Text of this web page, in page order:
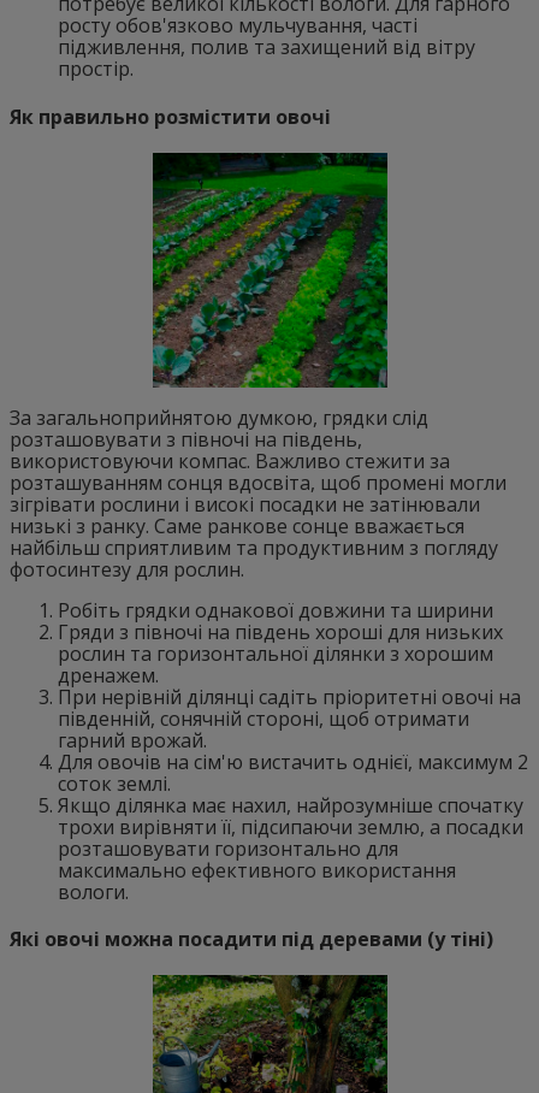
росту обов'язково мульчування, часті
підживлення, полив та захищений від вітру
простір.
Як правильно розмістити овочі
За загальноприйнятою думкою, грядки слід
розташовувати з півночі на південь,
використовуючи компас. Важливо стежити за
розташуванням сонця вдосвіта, щоб промені могли
зігрівати рослини і високі посадки не затінювали
низькі з ранку. Саме ранкове сонце вважається
найбільш сприятливим та продуктивним з погляду
фотосинтезу для рослин.
Робіть грядки однакової довжини та ширини
Гряди з півночі на південь хороші для низьких
рослин та горизонтальної ділянки з хорошим
дренажем.
При нерівній ділянці садіть пріоритетні овочі на
південній, сонячній стороні, щоб отримати
гарний врожай.
Для овочів на сім'ю вистачить однієї, максимум 2
соток землі.
Якщо ділянка має нахил, найрозумніше спочатку
трохи вирівняти її, підсипаючи землю, а посадки
розташовувати горизонтально для
максимально ефективного використання
вологи.
Які овочі можна посадити під деревами (у тіні)